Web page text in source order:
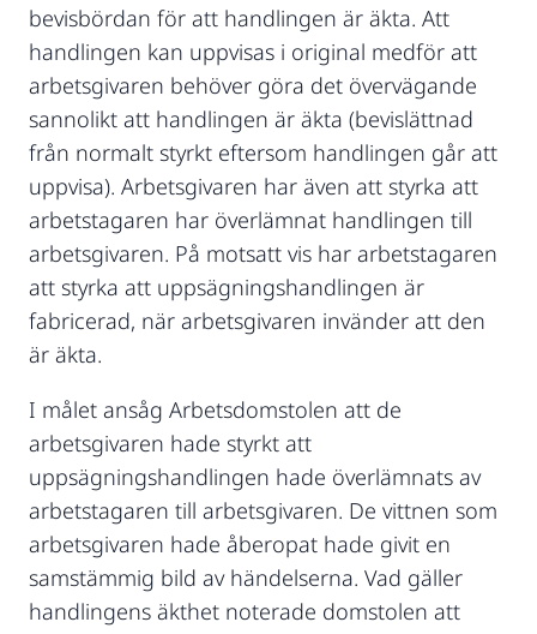
bevisbördan för att handlingen är äkta. Att
handlingen kan uppvisas i original medför att
arbetsgivaren behöver göra det övervägande
sannolikt att handlingen är äkta (bevislättnad
från normalt styrkt eftersom handlingen går att
uppvisa). Arbetsgivaren har även att styrka att
arbetstagaren har överlämnat handlingen till
arbetsgivaren. På motsatt vis har arbetstagaren
att styrka att uppsägningshandlingen är
fabricerad, när arbetsgivaren invänder att den
är äkta.
I målet ansåg Arbetsdomstolen att de
arbetsgivaren hade styrkt att
uppsägningshandlingen hade överlämnats av
arbetstagaren till arbetsgivaren. De vittnen som
arbetsgivaren hade åberopat hade givit en
samstämmig bild av händelserna. Vad gäller
handlingens äkthet noterade domstolen att